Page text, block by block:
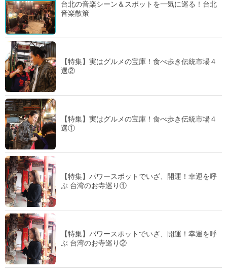
台北の音楽シーン＆スポットを一気に巡る！台北
音楽散策
【特集】実はグルメの宝庫！食べ歩き伝統市場４
選②
【特集】実はグルメの宝庫！食べ歩き伝統市場４
選①
【特集】パワースポットでいざ、開運！幸運を呼
ぶ 台湾のお寺巡り①
【特集】パワースポットでいざ、開運！幸運を呼
ぶ 台湾のお寺巡り②